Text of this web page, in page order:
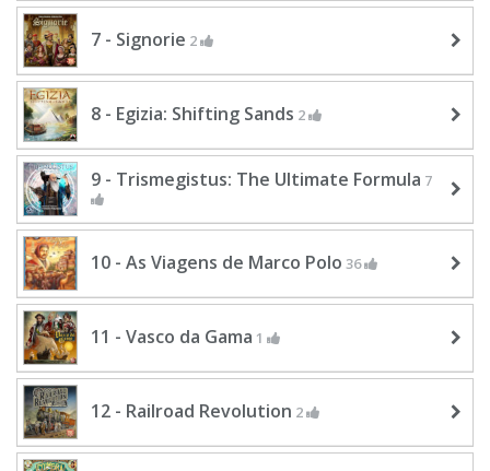
7 - Signorie 2
8 - Egizia: Shifting Sands 2
9 - Trismegistus: The Ultimate Formula 7
10 - As Viagens de Marco Polo 36
11 - Vasco da Gama 1
12 - Railroad Revolution 2